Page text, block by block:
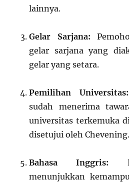
lainnya.
Gelar Sarjana:
gelar sarjana yang
gelar yang setara.
Pemilihan Universitas:
sudah menerima
universitas terkemuka
disetujui oleh Chevening.
Bahasa Inggris:
menunjukkan